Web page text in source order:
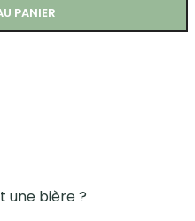
PANIER
une bière ?